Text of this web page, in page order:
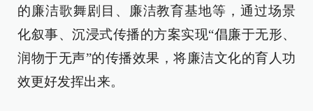
的廉洁歌舞剧目、廉洁教育基地等，通过场景
化叙事、沉浸式传播的方案实现“倡廉于无形、
润物于无声”的传播效果，将廉洁文化的育人功
效更好发挥出来。